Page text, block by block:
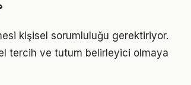
kişisel sorumluluğu gerektiriyor.
tercih ve tutum belirleyici olmaya